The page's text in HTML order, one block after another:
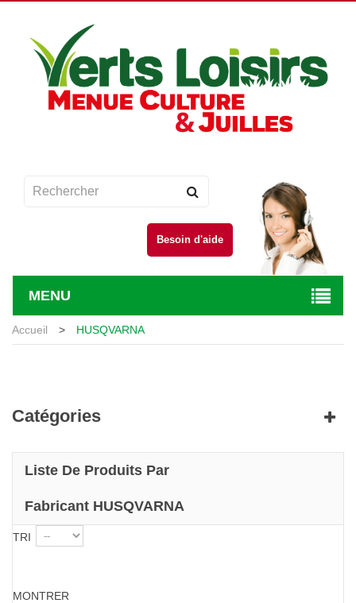
Besoin d'aide
MENU
Accueil > HUSQVARNA
Catégories
Liste De Produits Par
Fabricant HUSQVARNA
TRI
MONTRER